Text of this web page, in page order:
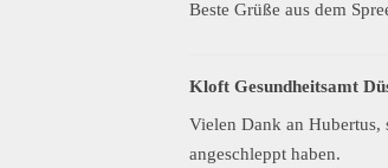
Beste Grüße aus dem
Kloft Gesundheitsamt
Vielen Dank an Hubertus,
angeschleppt haben.